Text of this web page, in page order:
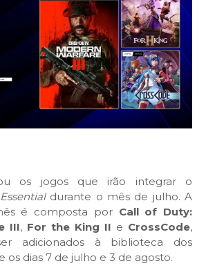
os jogos que irão integrar o
durante o mês de julho. A
é composta por Call of Duty:
III, For the King II e CrossCode,
adicionados à biblioteca dos
os dias 7 de julho e 3 de agosto.